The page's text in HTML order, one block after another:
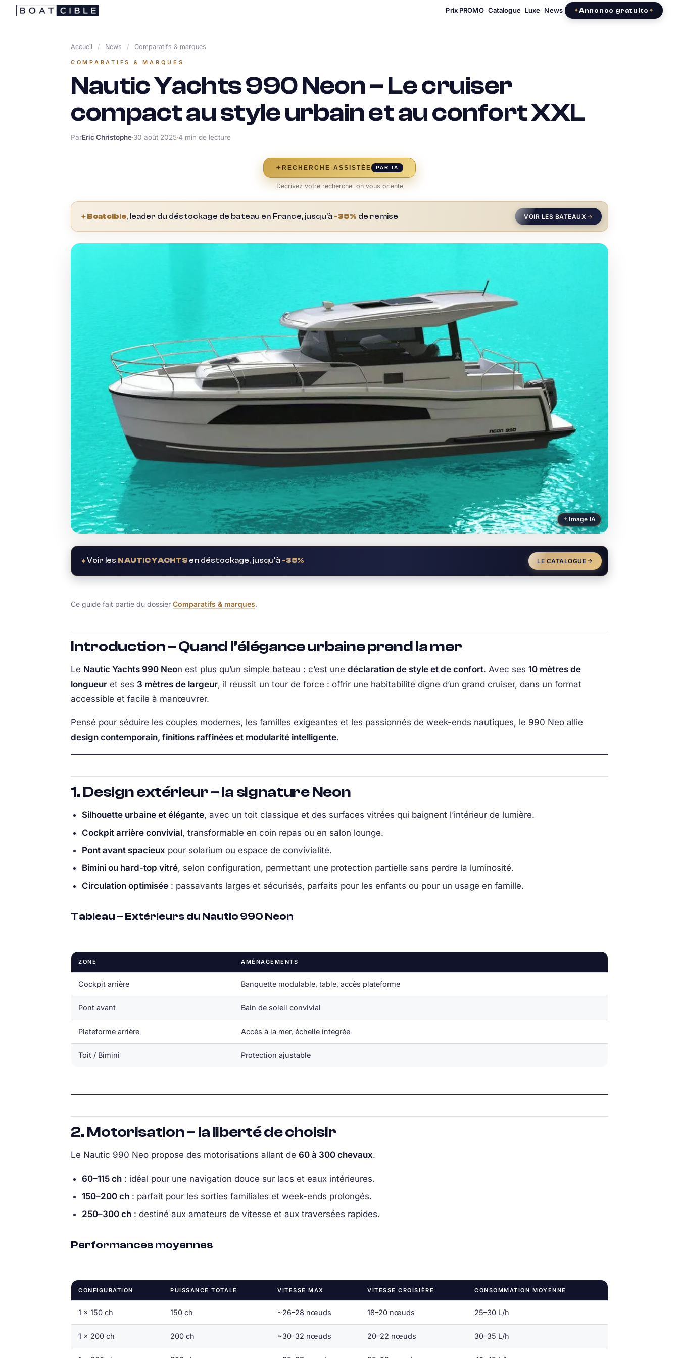
Passer
Prix PROMO Catalogue Luxe News Annonce gratuite
Accueil / News / Comparatifs & marques
COMPARATIFS & MARQUES
Nautic Yachts 990 Neon – Le cruiser
compact au style urbain et au confort XXL
ParEric Christophe 30 août 2025 4 min de lecture
✦ RECHERCHE ASSISTÉE PAR IA
Décrivez votre recherche, on vous oriente
✦Boatcible, leader du déstockage de bateau en France, jusqu'à -35% de remise VOIR LES BATEAUX
Image IA
✦Voir les NAUTIC YACHTS en déstockage, jusqu'à -35% LE CATALOGUE
Ce guide fait partie du dossier Comparatifs & marques.
Introduction – Quand l’élégance urbaine prend la mer
Le Nautic Yachts 990 Neon est plus qu’un simple bateau : c’est une déclaration de style et de confort. Avec ses 10 mètres de
longueur et ses 3 mètres de largeur, il réussit un tour de force : offrir une habitabilité digne d’un grand cruiser, dans un format
accessible et facile à manœuvrer.
Pensé pour séduire les couples modernes, les familles exigeantes et les passionnés de week-ends nautiques, le 990 Neo allie
design contemporain, finitions raffinées et modularité intelligente.
1. Design extérieur – la signature Neon
Silhouette urbaine et élégante, avec un toit classique et des surfaces vitrées qui baignent l’intérieur de lumière.
Cockpit arrière convivial, transformable en coin repas ou en salon lounge.
Pont avant spacieux pour solarium ou espace de convivialité.
Bimini ou hard-top vitré, selon configuration, permettant une protection partielle sans perdre la luminosité.
Circulation optimisée : passavants larges et sécurisés, parfaits pour les enfants ou pour un usage en famille.
Tableau – Extérieurs du Nautic 990 Neon
ZONE AMÉNAGEMENTS
Cockpit arrière Banquette modulable, table, accès plateforme
Pont avant Bain de soleil convivial
Plateforme arrière Accès à la mer, échelle intégrée
Toit / Bimini Protection ajustable
2. Motorisation – la liberté de choisir
Le Nautic 990 Neo propose des motorisations allant de 60 à 300 chevaux.
60–115 ch : idéal pour une navigation douce sur lacs et eaux intérieures.
150–200 ch : parfait pour les sorties familiales et week-ends prolongés.
250–300 ch : destiné aux amateurs de vitesse et aux traversées rapides.
Performances moyennes
CONFIGURATION PUISSANCE TOTALE VITESSE MAX VITESSE CROISIÈRE CONSOMMATION MOYENNE
1 × 150 ch 150 ch ~26–28 nœuds 18–20 nœuds 25–30 L/h
1 × 200 ch 200 ch ~30–32 nœuds 20–22 nœuds 30–35 L/h